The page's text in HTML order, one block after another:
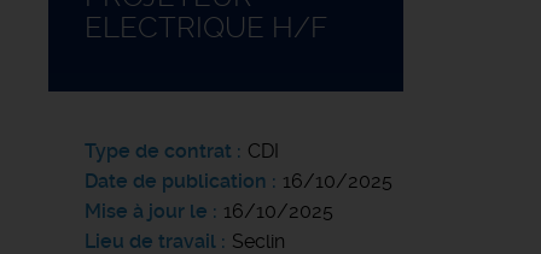
ELECTRIQUE H/F
Type de contrat
CDI
Date de publication
16/10/2025
Mise à jour le
16/10/2025
Lieu de travail
Seclin